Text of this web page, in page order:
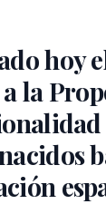
hoy
la